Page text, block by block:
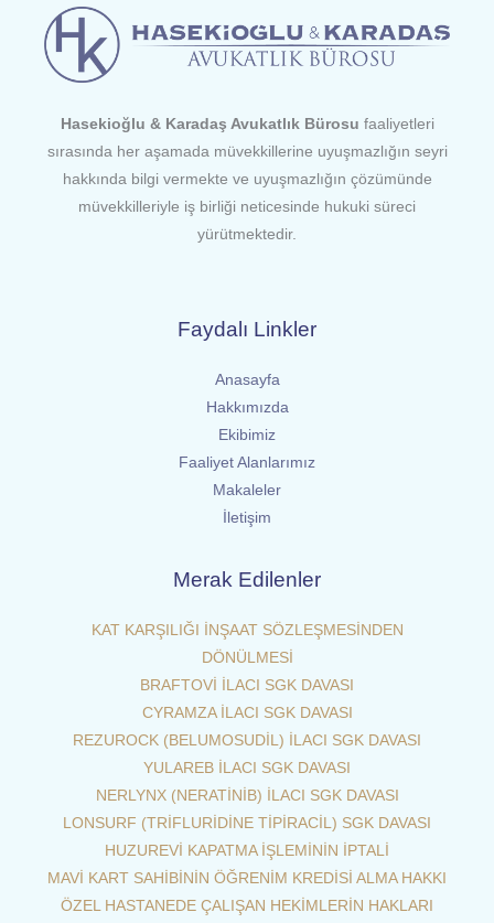
Hasekioğlu & Karadaş Avukatlık Bürosu faaliyetleri
sırasında her aşamada müvekkillerine uyuşmazlığın seyri
hakkında bilgi vermekte ve uyuşmazlığın çözümünde
müvekkilleriyle iş birliği neticesinde hukuki süreci
yürütmektedir.
Faydalı Linkler
Anasayfa
Hakkımızda
Ekibimiz
Faaliyet Alanlarımız
Makaleler
İletişim
Merak Edilenler
KAT KARŞILIĞI İNŞAAT SÖZLEŞMESİNDEN
DÖNÜLMESİ
BRAFTOVİ İLACI SGK DAVASI
CYRAMZA İLACI SGK DAVASI
REZUROCK (BELUMOSUDİL) İLACI SGK DAVASI
YULAREB İLACI SGK DAVASI
NERLYNX (NERATİNİB) İLACI SGK DAVASI
LONSURF (TRİFLURİDİNE TİPİRACİL) SGK DAVASI
HUZUREVİ KAPATMA İŞLEMİNİN İPTALİ
MAVİ KART SAHİBİNİN ÖĞRENİM KREDİSİ ALMA HAKKI
ÖZEL HASTANEDE ÇALIŞAN HEKİMLERİN HAKLARI